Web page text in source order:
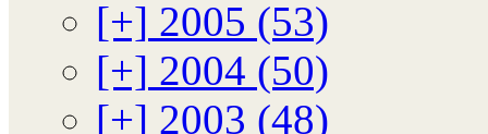
[+] 2005 (53)
[+] 2004 (50)
[+] 2003 (48)